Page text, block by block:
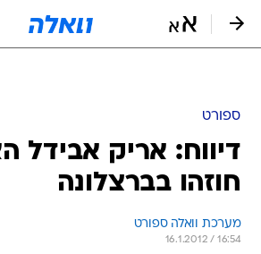
ספורט
דיווח: אריק אבידל
חוזהו בברצלונה
מערכת וואלה ספורט
16.1.2012 / 16:54